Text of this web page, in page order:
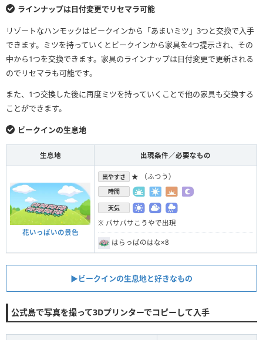
ラインナップは日付変更でリセマラ可能
リゾートなハンモックはビークインから「あまいミツ」3つと交換で入手
できます。ミツを持っていくとビークインから家具を4つ提示され、その
中から1つを交換できます。家具のラインナップは日付変更で更新される
のでリセマラも可能です。
また、1つ交換した後に再度ミツを持っていくことで他の家具も交換する
ことができます。
ビークインの生息地
生息地 出現条件／必要なもの
花いっぱいの景色
出やすさ ★ （ふつう）
時間
天気
※ パサパサこうやで出現
はらっぱのはな×8
▶︎ビークインの生息地と好きなもの
公式島で写真を撮って3Dプリンターでコピーして入手